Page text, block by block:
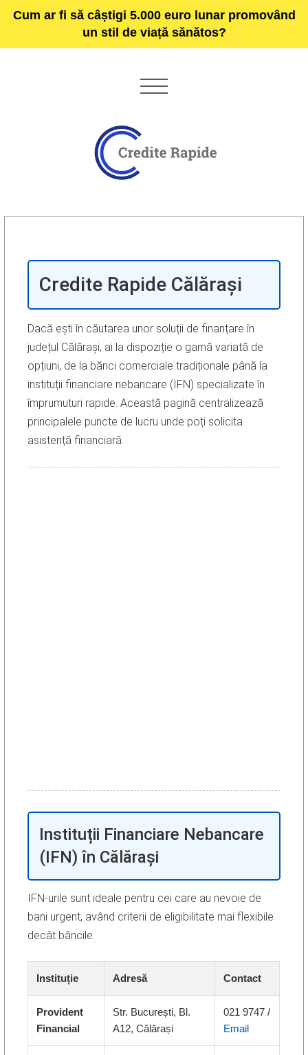
Cum ar fi să câștigi 5.000 euro lunar promovând
un stil de viață sănătos?
Credite Rapide Călărași
Dacă ești în căutarea unor soluții de finanțare în
județul Călărași, ai la dispoziție o gamă variată de
opțiuni, de la bănci comerciale tradiționale până la
instituții financiare nebancare (IFN) specializate în
împrumuturi rapide. Această pagină centralizează
principalele puncte de lucru unde poți solicita
asistență financiară.
Instituții Financiare Nebancare
(IFN) în Călărași
IFN-urile sunt ideale pentru cei care au nevoie de
bani urgent, având criterii de eligibilitate mai flexibile
decât băncile.
Instituție Adresă Contact
Provident
Financial
Str. București, Bl.
A12, Călărași
021 9747 /
Email